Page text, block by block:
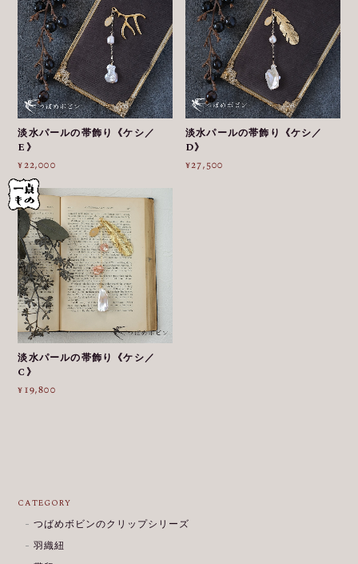
淡水パールの帯飾り《ケシ／
E》
¥22,000
淡水パールの帯飾り《ケシ／
D》
¥27,500
淡水パールの帯飾り《ケシ／
C》
¥19,800
CATEGORY
つばめボビンのクリップシリーズ
羽織紐